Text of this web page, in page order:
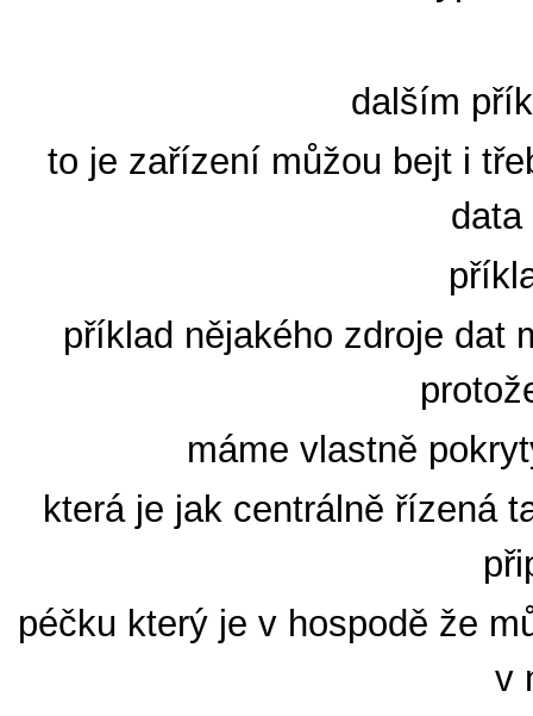
dalším
to je zařízení můžou bejt i
data
příklad nějakého zdroje dat
máme vlastně
která je jak centrálně řízená
péčku který je v hospodě že
v